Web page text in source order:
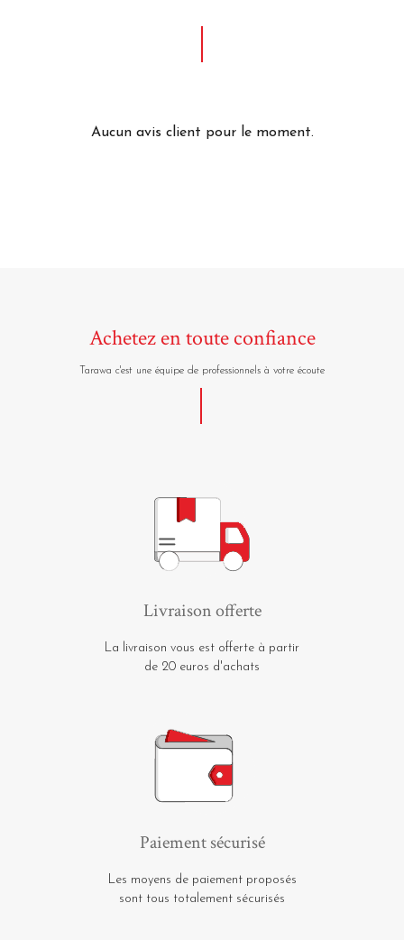
Aucun avis client pour le moment.
Achetez en toute confiance
Tarawa c'est une équipe de professionnels à votre écoute
Livraison offerte
La livraison vous est offerte à partir
de 20 euros d'achats
Paiement sécurisé
Les moyens de paiement proposés
sont tous totalement sécurisés